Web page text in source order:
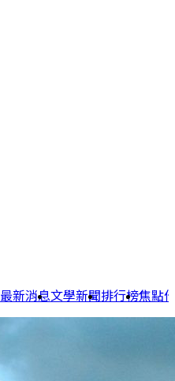
最新消息文學新聞排行榜焦點